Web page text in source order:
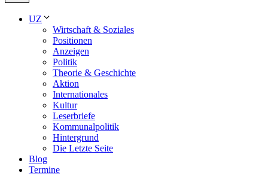
UZ
Wirtschaft & Soziales
Positionen
Anzeigen
Politik
Theorie & Geschichte
Aktion
Internationales
Kultur
Leserbriefe
Kommunalpolitik
Hintergrund
Die Letzte Seite
Blog
Termine